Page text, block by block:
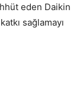
eden Daikin
sağlamayı